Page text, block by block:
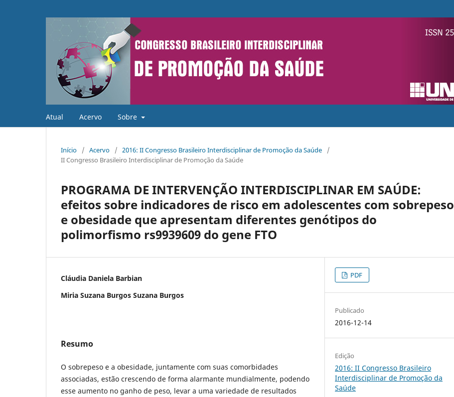
Atual Acervo Sobre
Início / Acervo / 2016: II Congresso Brasileiro Interdisciplinar de Promoção da Saúde
/
II Congresso Brasileiro Interdisciplinar de Promoção da Saúde
PROGRAMA DE INTERVENÇÃO INTERDISCIPLINAR EM SAÚDE:
efeitos sobre indicadores de risco em adolescentes com sobrepeso
e obesidade que apresentam diferentes genótipos do
polimorfismo rs9939609 do gene FTO
Cláudia Daniela Barbian
Miria Suzana Burgos Suzana Burgos
Resumo
O sobrepeso e a obesidade, juntamente com suas comorbidades
associadas, estão crescendo de forma alarmante mundialmente, podendo
esse aumento no ganho de peso, levar a uma variedade de resultados
PDF
Publicado
2016-12-14
Edição
2016: II Congresso Brasileiro
Interdisciplinar de Promoção da
Saúde